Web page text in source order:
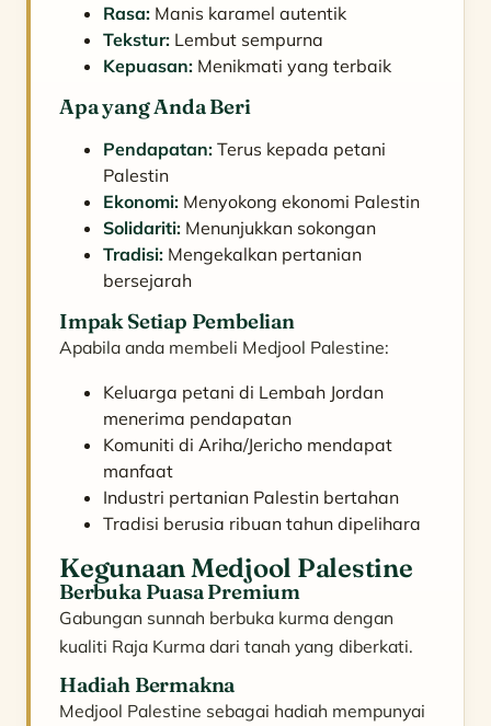
Rasa: Manis karamel autentik
Tekstur: Lembut sempurna
Kepuasan: Menikmati yang terbaik
Apa yang Anda Beri
Pendapatan: Terus kepada petani
Palestin
Ekonomi: Menyokong ekonomi Palestin
Solidariti: Menunjukkan sokongan
Tradisi: Mengekalkan pertanian
bersejarah
Impak Setiap Pembelian
Apabila anda membeli Medjool Palestine:
Keluarga petani di Lembah Jordan
menerima pendapatan
Komuniti di Ariha/Jericho mendapat
manfaat
Industri pertanian Palestin bertahan
Tradisi berusia ribuan tahun dipelihara
Kegunaan Medjool Palestine
Berbuka Puasa Premium
Gabungan sunnah berbuka kurma dengan
kualiti Raja Kurma dari tanah yang diberkati.
Hadiah Bermakna
Medjool Palestine sebagai hadiah mempunyai